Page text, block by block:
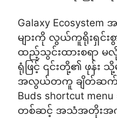
Galaxy Ecosystem
များကို လွယ်ကူရိုးရှင်းစွ
ထည့်သွင်းထားစရာ မ
ရုံဖြင့် ၎င်းတို့၏ ဖုန်း
အလွယ်တကူ ချိတ်ဆက်နိုင်
Buds shortcut
တစ်ဆင့် အသံအတိုးအကျ